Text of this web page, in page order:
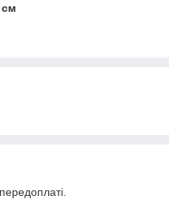
см